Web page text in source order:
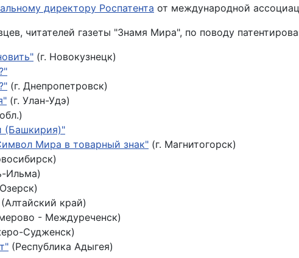
директору Роспатента от международной
читателей газеты "Знамя Мира", по поводу
(г. Новокузнецк)
(г. Днепропетровск)
(г. Улан-Удэ)
(Башкирия)"
Мира в товарный знак" (г. Магнитогорск)
Ильма)
(Алтайский край)
- Междуреченск)
Судженск)
(Республика Адыгея)